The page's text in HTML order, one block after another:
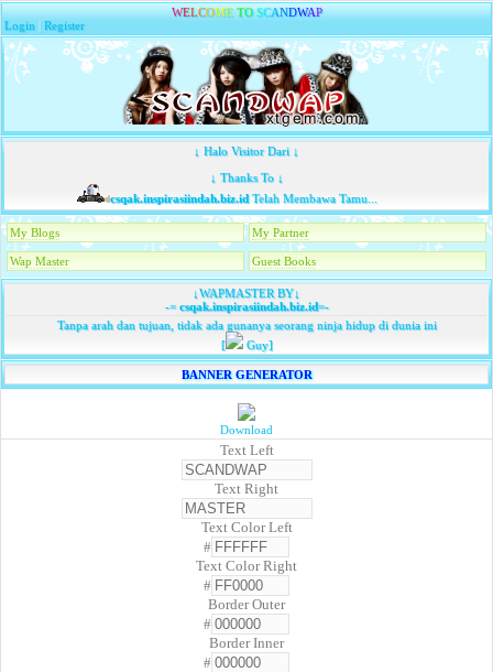
WELCOME TO SCANDWAP
Login |Register
↓ Halo Visitor Dari ↓
↓ Thanks To ↓
csqak.inspirasiindah.biz.idTelah Membawa Tamu...
My Blogs My Partner
Wap Master Guest Books
↓WAPMASTER BY↓
-=csqak.inspirasiindah.biz.id=-
Tanpa arah dan tujuan, tidak ada gunanya seorang ninja hidup di dunia ini
[
Guy]
BANNER GENERATOR
Download
Text Left
Text Right
Text Color Left
#
Text Color Right
#
Border Outer
#
Border Inner
#